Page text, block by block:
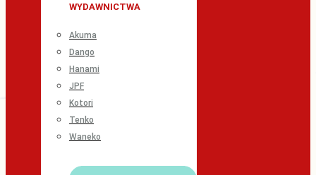
WYDAWNICTWA
Akuma
Dango
Hanami
JPF
Kotori
Tenko
Waneko